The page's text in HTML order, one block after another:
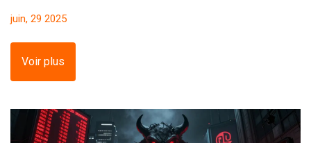
juin, 29 2025
Voir plus